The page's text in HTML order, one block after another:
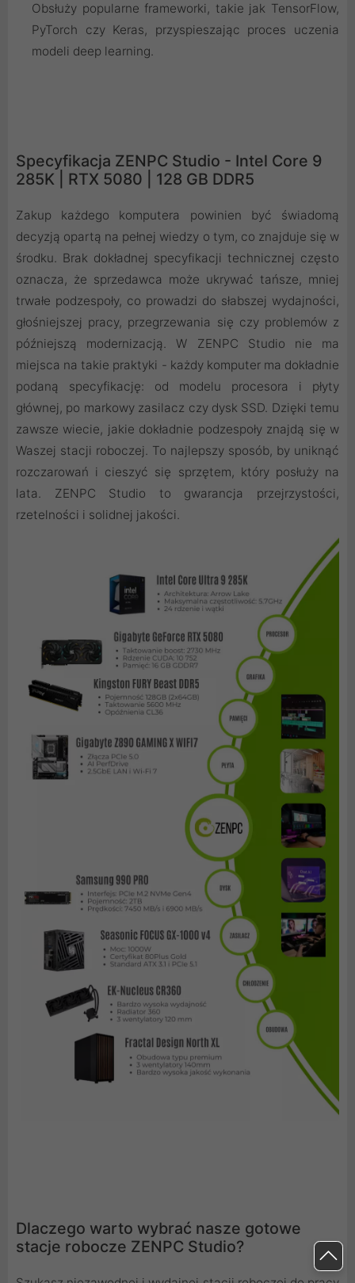
Obsłuży popularne frameworki, takie jak TensorFlow,
PyTorch czy Keras, przyspieszając proces uczenia
modeli deep learning.
Specyfikacja ZENPC Studio - Intel Core 9
285K | RTX 5080 | 128 GB DDR5
Zakup każdego komputera powinien być świadomą
decyzją opartą na pełnej wiedzy o tym, co znajduje się w
środku. Brak dokładnej specyfikacji technicznej często
oznacza, że sprzedawca może ukrywać tańsze, mniej
trwałe podzespoły, co prowadzi do słabszej wydajności,
głośniejszej pracy, przegrzewania się czy problemów z
późniejszą modernizacją. W ZENPC Studio nie ma
miejsca na takie praktyki - każdy komputer ma dokładnie
podaną specyfikację: od modelu procesora i płyty
głównej, po markowy zasilacz czy dysk SSD. Dzięki temu
zawsze wiecie, jakie dokładnie podzespoły znajdą się w
Waszej stacji roboczej. To najlepszy sposób, by uniknąć
rozczarowań i cieszyć się sprzętem, który posłuży na
lata. ZENPC Studio to gwarancja przejrzystości,
rzetelności i solidnej jakości.
Dlaczego warto wybrać nasze gotowe
stacje robocze ZENPC Studio?